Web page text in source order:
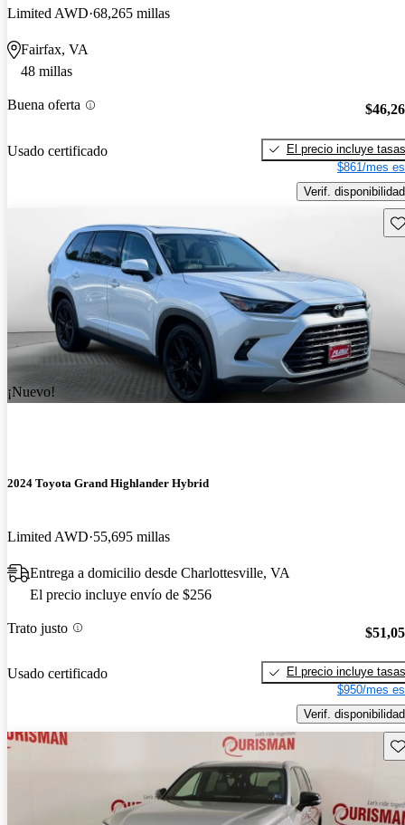
Limited AWD 68,265 millas
Fairfax, VA
48 millas
Buena oferta
Usado certificado
El precio incluye tasas
$861/mes
Verif. disponibilidad
¡Nuevo!
2024 Toyota Grand Highlander Hybrid
Limited AWD 55,695 millas
Entrega a domicilio desde Charlottesville, VA
El precio incluye envío de $256
Trato justo
Usado certificado
El precio incluye tasas
$950/mes
Verif. disponibilidad